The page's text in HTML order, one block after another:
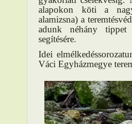
alapokon köti a
alamizsna) a
adunk néhány tippet
segítésére.
Idei
Váci Egyházmegye